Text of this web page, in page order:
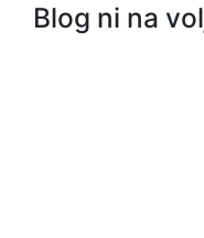
Blog ni na